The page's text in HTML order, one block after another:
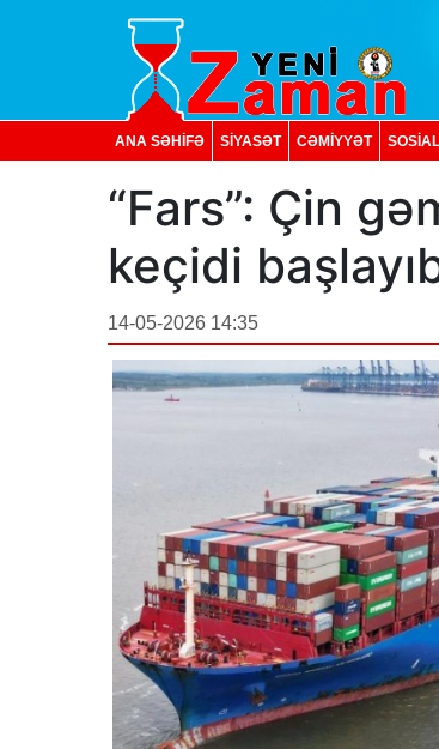
ANA SƏHİFƏ SİYASƏT CƏMİYYƏT SOSIAL
“Fars”: Çin
keçidi
14-05-2026 14:35